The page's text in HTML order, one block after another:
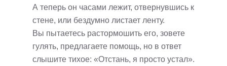
А теперь он часами лежит, отвернувшись к
стене, или бездумно листает ленту.
Вы пытаетесь растормошить его, зовете
гулять, предлагаете помощь, но в ответ
слышите тихое: «Отстань, я просто устал».